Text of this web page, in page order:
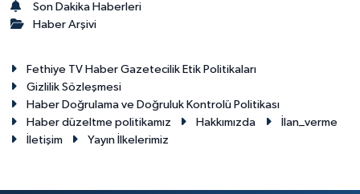
Son Dakika Haberleri
Haber Arşivi
Fethiye TV Haber Gazetecilik Etik Politikaları
Gizlilik Sözleşmesi
Haber Doğrulama ve Doğruluk Kontrolü Politikası
Haber düzeltme politikamız
Hakkımızda
İlan_verme
İletişim
Yayın İlkelerimiz